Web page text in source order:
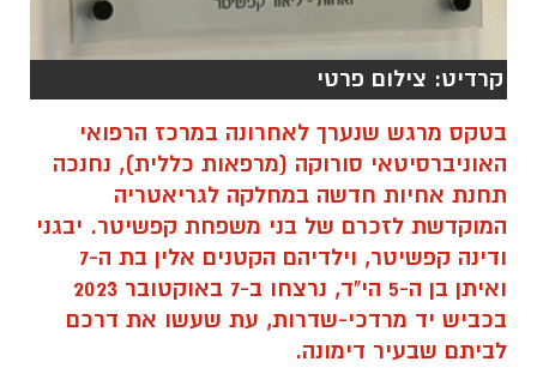
קרדיט: צילום פרטי
בטקס מרגש שנערך לאחרונה במרכז הרפואי
האוניברסיטאי סורוקה (מרפאות כללית), נחנכה
תחנת אחיות חדשה במחלקה לגריאטריה
המוקדשת לזכרם של בני משפחת קפשיטר. יבגני
ודינה קפשיטר, וילדיהם הקטנים אלין בת ה-7
ואיתן בן ה-5 הי"ד, נרצחו ב-7 באוקטובר 2023
בכביש יד מרדכי-שדרות, עת שעשו את דרכם
לביתם שבעיר דימונה.